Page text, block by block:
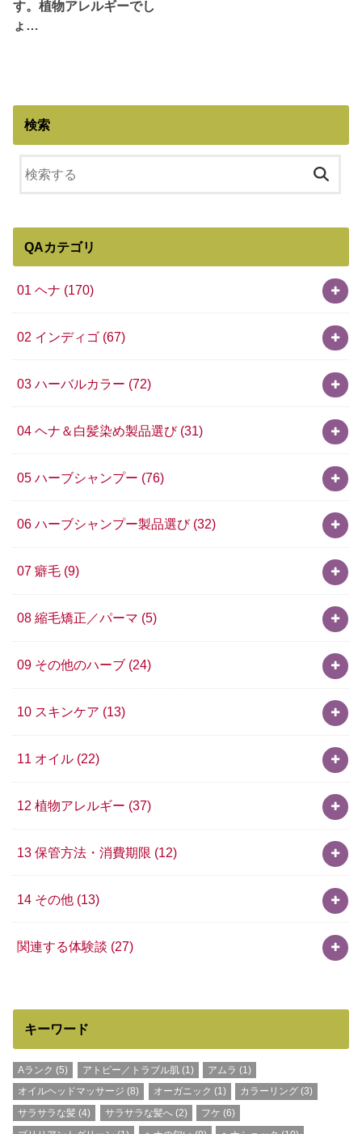
す。植物アレルギーでし
ょ…
検索
QAカテゴリ
01 ヘナ (170)
02 インディゴ (67)
03 ハーバルカラー (72)
04 ヘナ＆白髪染め製品選び (31)
05 ハーブシャンプー (76)
06 ハーブシャンプー製品選び (32)
07 癖毛 (9)
08 縮毛矯正／パーマ (5)
09 その他のハーブ (24)
10 スキンケア (13)
11 オイル (22)
12 植物アレルギー (37)
13 保管方法・消費期限 (12)
14 その他 (13)
関連する体験談 (27)
キーワード
Aランク (5) アトピー／トラブル肌(1) アムラ (1)
オイルヘッドマッサージ (8) オーガニック (1) カラーリング(3)
サラサラな髪 (4) サラサラな髪へ(2) フケ (6)